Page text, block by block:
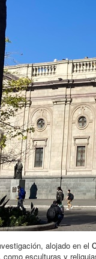
alojado en el
como esculturas y